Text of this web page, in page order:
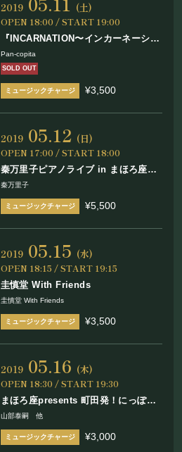
2019 (土)
OPEN 18:00 / START 19:00
『INCARNATION〜インカーネーショ
ン』 Pan-copita
Pan-copita
SOLD OUT
¥3,500
2019 05.12 (日)
OPEN 17:00 / START 18:00
秦万里子ピアノライブ in まほろ座
MACHIDA
秦万里子
¥5,500
2019 05.15 (水)
OPEN 18:15 / START 19:15
圭慎堂 With Friends
圭慎堂 With Friends
¥3,500
2019 05.16 (木)
OPEN 18:30 / START 19:30
まほろ座presents 町田発！にっぽん
発信プロジェクト 和太鼓 山部泰嗣
山部泰嗣 他
¥3,000